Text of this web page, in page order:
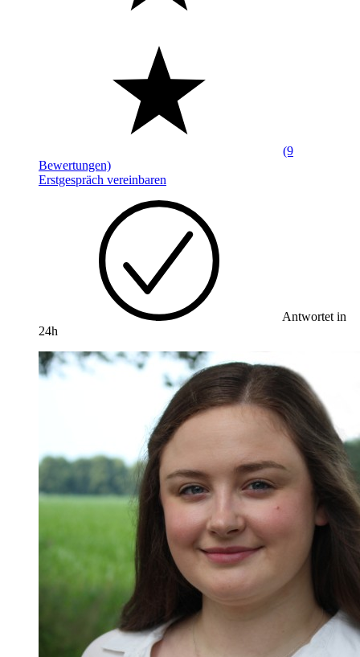
(9
Bewertungen)
Erstgespräch vereinbaren
Antwortet in
24h